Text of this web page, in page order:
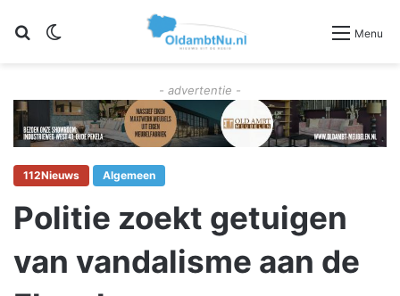
Zoeken Menu
- advertentie -
112Nieuws Algemeen
Politie zoekt getuigen
van vandalisme aan de